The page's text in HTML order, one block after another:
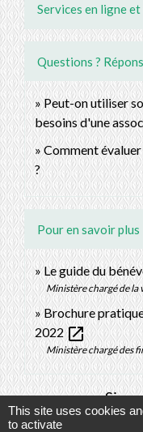
Services en ligne
Questions ?
Peut-on utiliser
besoins d'une
Comment
?
Pour en savoir plus
Le guide du
Ministère chargé de la
Brochure
2022open_in_new
Ministère chargé des
This site uses cookies
to activate